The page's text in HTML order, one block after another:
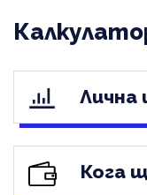
Лична
Кога